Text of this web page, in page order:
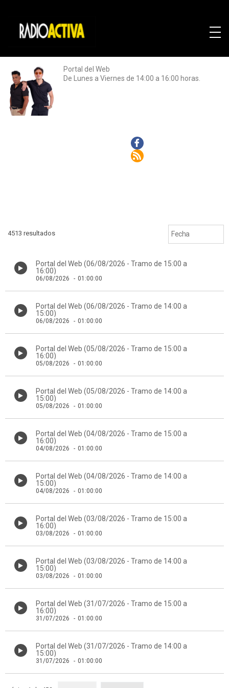
Portal del Web
De Lunes a Viernes de 14:00 a 16:00 horas.
Facebook
Rss
4513 resultados
Portal del Web (06/08/2026 - Tramo de 15:00 a
16:00)
06/08/2026 - 01:00:00
Portal del Web (06/08/2026 - Tramo de 14:00 a
15:00)
06/08/2026 - 01:00:00
Portal del Web (05/08/2026 - Tramo de 15:00 a
16:00)
05/08/2026 - 01:00:00
Portal del Web (05/08/2026 - Tramo de 14:00 a
15:00)
05/08/2026 - 01:00:00
Portal del Web (04/08/2026 - Tramo de 15:00 a
16:00)
04/08/2026 - 01:00:00
Portal del Web (04/08/2026 - Tramo de 14:00 a
15:00)
04/08/2026 - 01:00:00
Portal del Web (03/08/2026 - Tramo de 15:00 a
16:00)
03/08/2026 - 01:00:00
Portal del Web (03/08/2026 - Tramo de 14:00 a
15:00)
03/08/2026 - 01:00:00
Portal del Web (31/07/2026 - Tramo de 15:00 a
16:00)
31/07/2026 - 01:00:00
Portal del Web (31/07/2026 - Tramo de 14:00 a
15:00)
31/07/2026 - 01:00:00